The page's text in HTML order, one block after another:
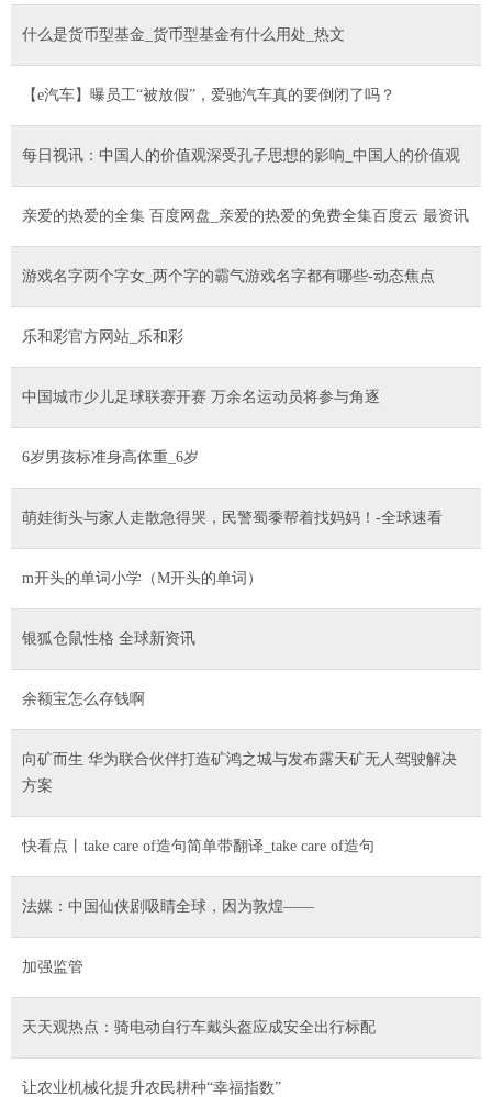
什么是货币型基金_货币型基金有什么用处_热文
【e汽车】曝员工“被放假”，爱驰汽车真的要倒闭了吗？
每日视讯：中国人的价值观深受孔子思想的影响_中国人的价值观
亲爱的热爱的全集 百度网盘_亲爱的热爱的免费全集百度云 最资讯
游戏名字两个字女_两个字的霸气游戏名字都有哪些-动态焦点
乐和彩官方网站_乐和彩
中国城市少儿足球联赛开赛 万余名运动员将参与角逐
6岁男孩标准身高体重_6岁
萌娃街头与家人走散急得哭，民警蜀黍帮着找妈妈！-全球速看
m开头的单词小学（M开头的单词）
银狐仓鼠性格 全球新资讯
余额宝怎么存钱啊
向矿而生 华为联合伙伴打造矿鸿之城与发布露天矿无人驾驶解决
方案
快看点丨take care of造句简单带翻译_take care of造句
法媒：中国仙侠剧吸睛全球，因为敦煌——
加强监管
天天观热点：骑电动自行车戴头盔应成安全出行标配
让农业机械化提升农民耕种“幸福指数”